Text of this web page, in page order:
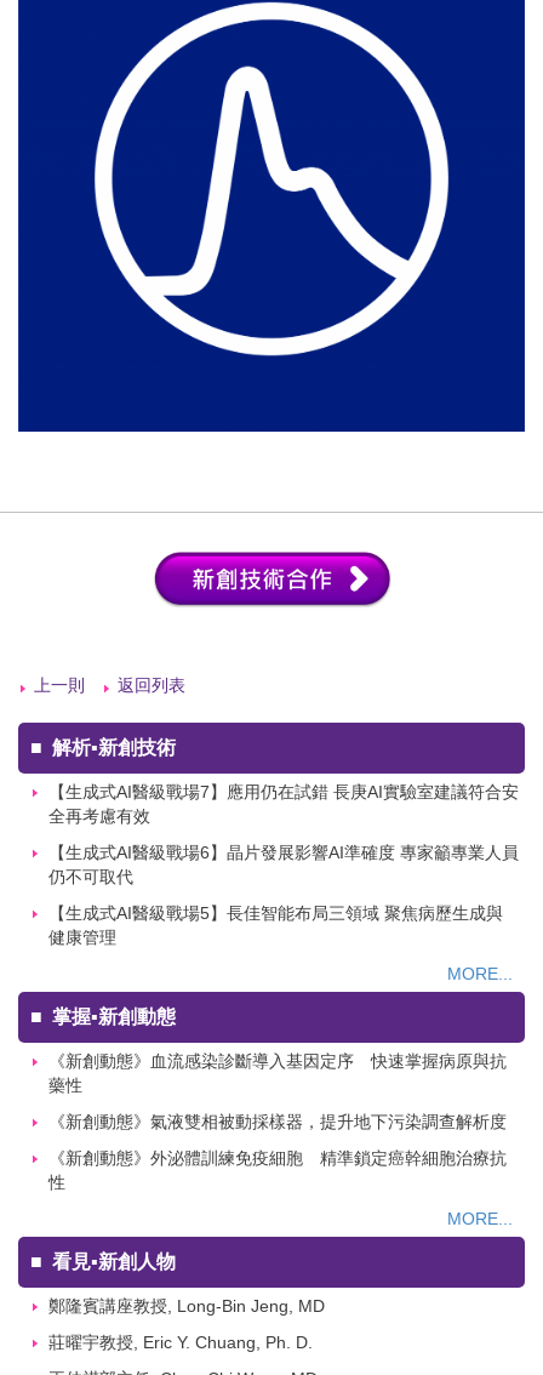
上一則 返回列表
■ 解析▪新創技術
【生成式AI醫級戰場7】應用仍在試錯 長庚AI實驗室建議符合安
全再考慮有效
【生成式AI醫級戰場6】晶片發展影響AI準確度 專家籲專業人員
仍不可取代
【生成式AI醫級戰場5】長佳智能布局三領域 聚焦病歷生成與
健康管理
MORE...
■ 掌握▪新創動態
《新創動態》血流感染診斷導入基因定序 快速掌握病原與抗
藥性
《新創動態》氣液雙相被動採樣器，提升地下污染調查解析度
《新創動態》外泌體訓練免疫細胞 精準鎖定癌幹細胞治療抗
性
MORE...
■ 看見▪新創人物
鄭隆賓講座教授, Long-Bin Jeng, MD
莊曜宇教授, Eric Y. Chuang, Ph. D.